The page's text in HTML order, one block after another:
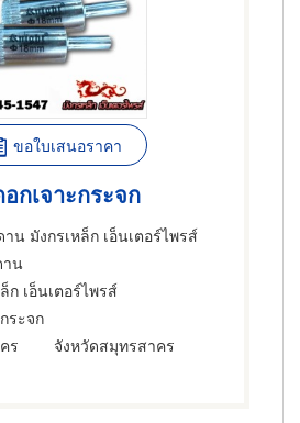
ขอใบเสนอราคา
กเจาะกระจก
น มังกรเหล็ก เอ็นเตอร์ไพรส์
าน
ก เอ็นเตอร์ไพรส์
ระจก
ร
จังหวัดสมุทรสาคร